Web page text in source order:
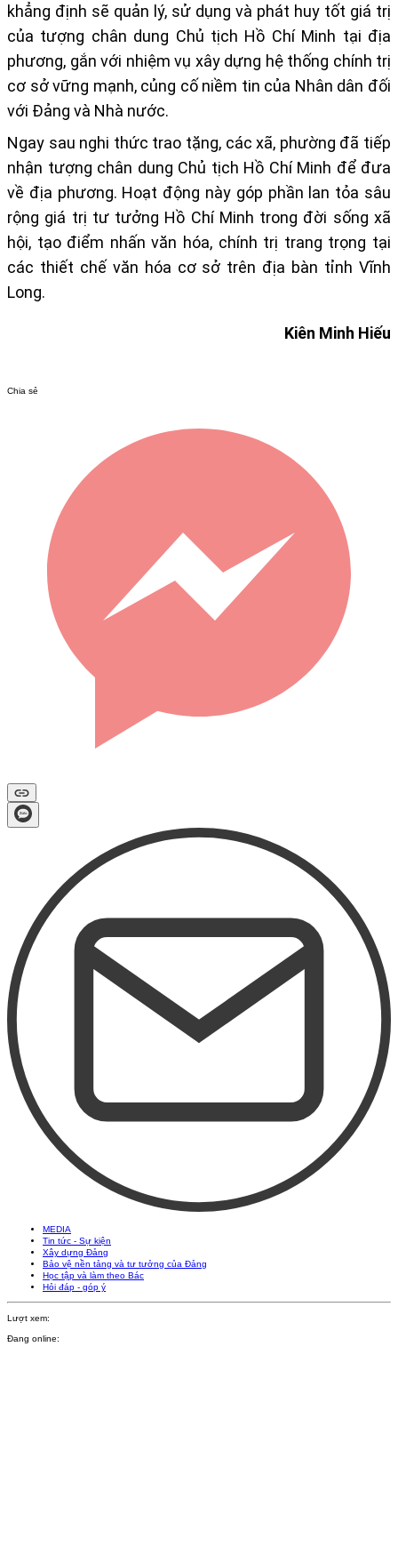
khẳng định sẽ quản lý, sử dụng và phát huy tốt giá trị
của tượng chân dung Chủ tịch Hồ Chí Minh tại địa
phương, gắn với nhiệm vụ xây dựng hệ thống chính trị
cơ sở vững mạnh, củng cố niềm tin của Nhân dân đối
với Đảng và Nhà nước.
Ngay sau nghi thức trao tặng, các xã, phường đã tiếp
nhận tượng chân dung Chủ tịch Hồ Chí Minh để đưa
về địa phương. Hoạt động này góp phần lan tỏa sâu
rộng giá trị tư tưởng Hồ Chí Minh trong đời sống xã
hội, tạo điểm nhấn văn hóa, chính trị trang trọng tại
các thiết chế văn hóa cơ sở trên địa bàn tỉnh Vĩnh
Long.
Kiên Minh Hiếu
Chia sẻ
MEDIA
Tin tức - Sự kiện
Xây dựng Đảng
Bảo vệ nền tảng và tư tưởng của Đảng
Học tập và làm theo Bác
Hỏi đáp - góp ý
Lượt xem:
Đang online: